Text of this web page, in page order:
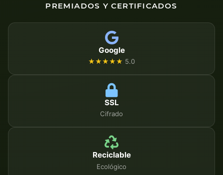
PREMIADOS Y CERTIFICADOS
Google
★★★★★ 5.0
SSL
Cifrado
Reciclable
Ecológico